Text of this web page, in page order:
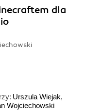
dla
Urszula Wiejak,
Wojciechowski